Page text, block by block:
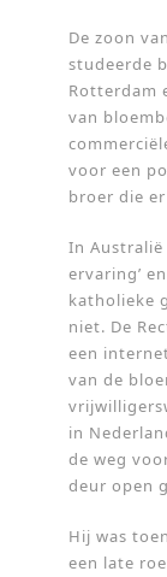
De zoon
studeerde
Rotterdam
van
voor een
broer die
In Australië
ervaring’
katholieke
niet. De
een
van de
in
de weg
deur open
Hij was
een late